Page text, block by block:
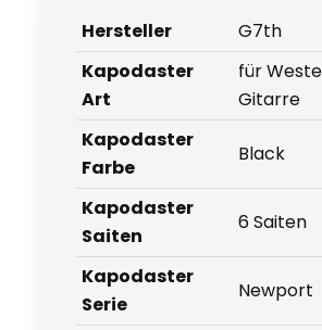
Hersteller
G7th
Kapodaster
Art
für
Gitarre
Kapodaster
Farbe
Black
Kapodaster
Saiten
6 Saiten
Kapodaster
Serie
Newport